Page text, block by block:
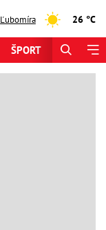
Ľubomíra 26 °C
ŠPORT